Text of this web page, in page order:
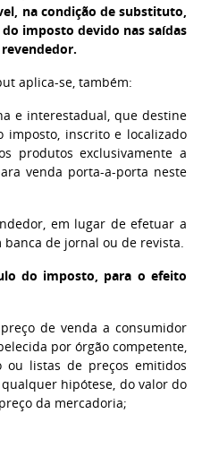
na condição de substituto,
imposto devido nas saídas
aplica-se, também:
e interestadual, que destine
inscrito e localizado
produtos exclusivamente a
venda porta-a-porta neste
em lugar de efetuar a
de jornal ou de revista.
do imposto, para o efeito
de venda a consumidor
por órgão competente,
ou listas de preços emitidos
hipótese, do valor do
da mercadoria;